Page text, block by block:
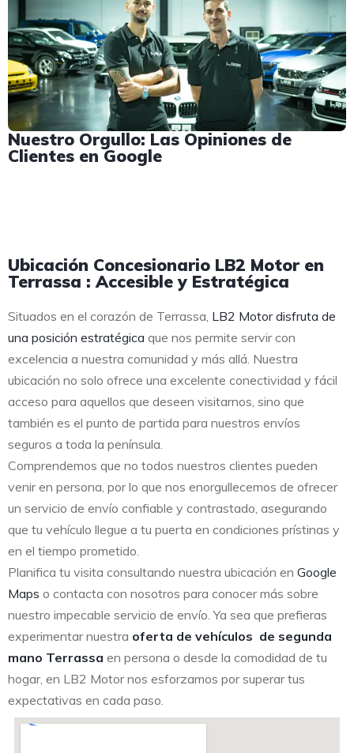
Nuestro Orgullo: Las Opiniones de
Clientes en Google
Ubicación Concesionario LB2 Motor en
Terrassa : Accesible y Estratégica
Situados en el corazón de Terrassa, LB2 Motor disfruta de
una posición estratégica que nos permite servir con
excelencia a nuestra comunidad y más allá. Nuestra
ubicación no solo ofrece una excelente conectividad y fácil
acceso para aquellos que deseen visitarnos, sino que
también es el punto de partida para nuestros envíos
seguros a toda la península.
Comprendemos que no todos nuestros clientes pueden
venir en persona, por lo que nos enorgullecemos de ofrecer
un servicio de envío confiable y contrastado, asegurando
que tu vehículo llegue a tu puerta en condiciones prístinas y
en el tiempo prometido.
Planifica tu visita consultando nuestra ubicación en Google
Maps o contacta con nosotros para conocer más sobre
nuestro impecable servicio de envío. Ya sea que prefieras
experimentar nuestra oferta de vehículos de segunda
mano Terrassa en persona o desde la comodidad de tu
hogar, en LB2 Motor nos esforzamos por superar tus
expectativas en cada paso.